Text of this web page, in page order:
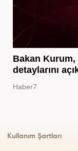
Bakan Kurum,
detaylarını
Haber7
Kullanım Şartları